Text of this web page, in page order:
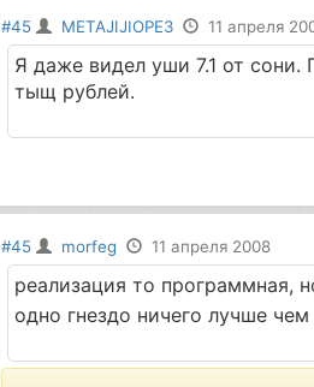
#45 METAJIJIOPE3 11 апреля
Я даже видел уши 7.1 от
тыщ рублей.
#45 morfeg 11 апреля 2008
реализация то программная,
одно гнездо ничего лучше